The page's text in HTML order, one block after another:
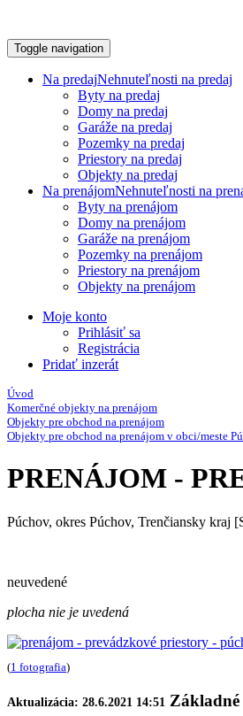
Toggle navigation
Na predajNehnuteľnosti na predaj
Byty na predaj
Domy na predaj
Garáže na predaj
Pozemky na predaj
Priestory na predaj
Objekty na predaj
Na prenájomNehnuteľnosti na
Byty na prenájom
Domy na prenájom
Garáže na prenájom
Pozemky na prenájom
Priestory na prenájom
Objekty na prenájom
Moje konto
Prihlásiť sa
Registrácia
Pridať inzerát
Úvod
Komerčné objekty na prenájom
Objekty pre obchod na prenájom
Objekty pre obchod na prenájom v obci/meste
PRENÁJOM -
Púchov, okres Púchov, Trenčiansky kraj
neuvedené
plocha nie je uvedená
(1 fotografia)
Aktualizácia: 28.6.2021 14:51